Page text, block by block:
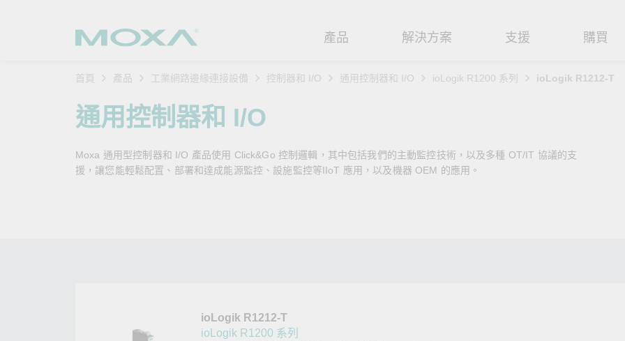
產品
安全路由器
網路安全設備
串列轉接器
解決方案
軌道運輸 時效性網路 (TSN)
支援
產品 FAQs 保固政策
購買
緣起與創新
新聞與活動
首頁 產品 工業網路邊緣連接設備 控制器和 I/O 通用控制器和 I/O ioLogik R1200 系列 ioLogik R1212-T
通用控制器和 I/O
Moxa 通用型控制器和 I/O 產品使用 Click&Go 控制邏輯，其中包括我們的主動監控技術，以及多種 OT/IT 協議的支
援，讓您能輕鬆配置、部署和達成能源監控、設施監控等IIoT 應用，以及機器 OEM 的應用。
ioLogik R1212-T
ioLogik R1200 系列